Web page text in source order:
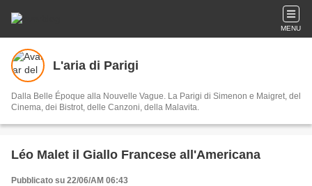
MENU
L'aria di Parigi
Dalla Belle Époque alla Nouvelle Vague. La Parigi di Simenon e Maigret, del
Cinema, dei Bistrot, delle Canzoni, della Malavita.
Léo Malet il Giallo Francese all'Americana
Pubblicato su 22/06/AM 06:43